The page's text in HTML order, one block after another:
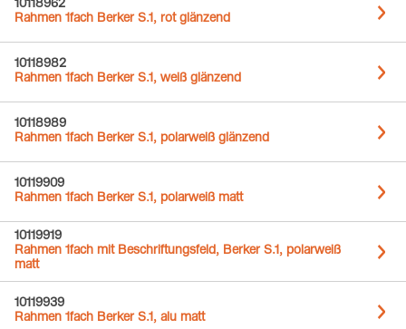
10118962
Rahmen 1fach Berker S.1, rot glänzend
10118982
Rahmen 1fach Berker S.1, weiß glänzend
10118989
Rahmen 1fach Berker S.1, polarweiß glänzend
10119909
Rahmen 1fach Berker S.1, polarweiß matt
10119919
Rahmen 1fach mit Beschriftungsfeld, Berker S.1, polarweiß
matt
10119939
Rahmen 1fach Berker S.1, alu matt